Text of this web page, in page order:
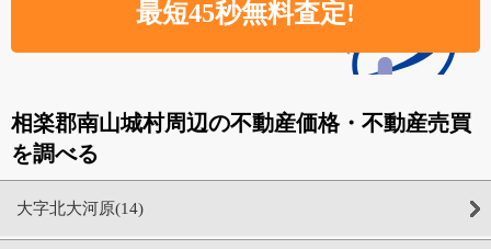
相楽郡南山城村周辺の不動産価格・不動産売買
を調べる
大字北大河原(14)